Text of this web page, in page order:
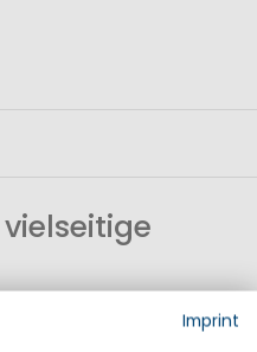
eignen sich für Frühling,
Imprint